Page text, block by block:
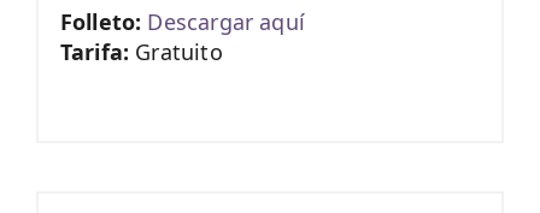
Folleto: Descargar aquí
Tarifa: Gratuito